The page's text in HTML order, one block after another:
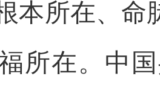
本所在、命
所在。中